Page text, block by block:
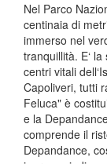
Nel Parco
centinaia di
immerso nel
tranquillità. E‘
centri vitali
Capoliveri, tutti
Feluca" è
e la
comprende il
Depandance,